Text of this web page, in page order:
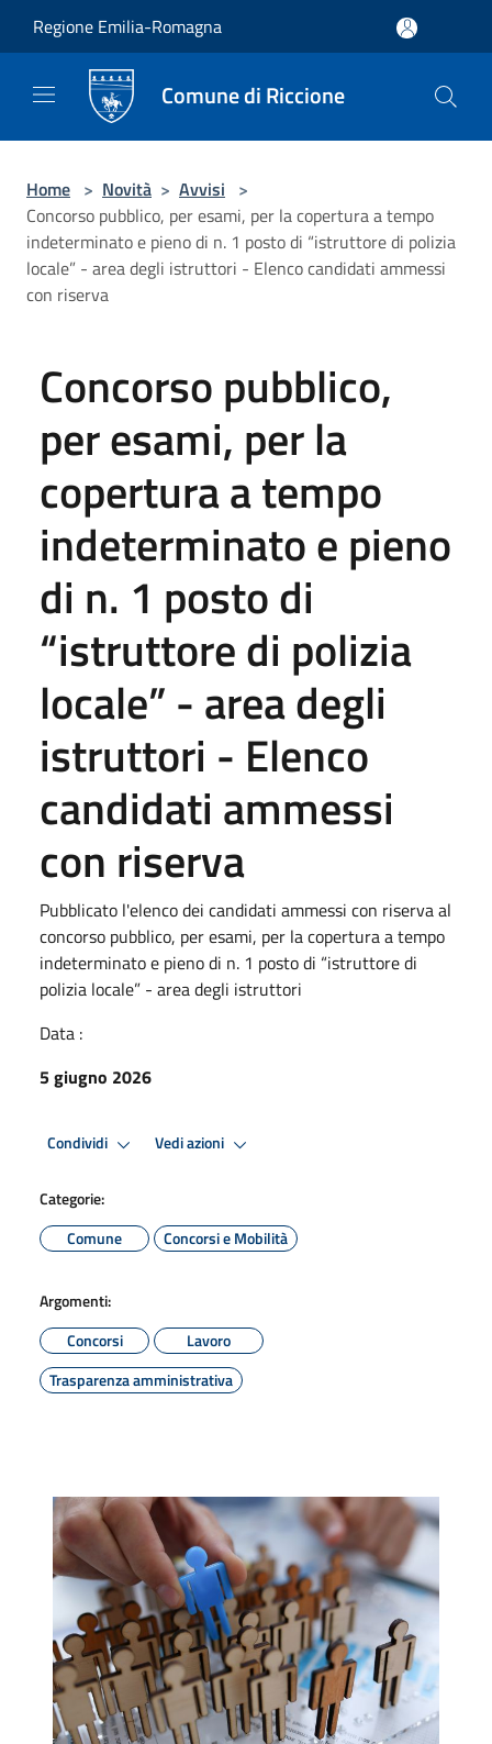
Regione Emilia-Romagna
Comune di Riccione
Home > Novità > Avvisi >
Concorso pubblico, per esami, per la copertura a tempo
indeterminato e pieno di n. 1 posto di “istruttore di polizia
locale” - area degli istruttori - Elenco candidati ammessi
con riserva
Concorso pubblico,
per esami, per la
copertura a tempo
indeterminato e pieno
di n. 1 posto di
“istruttore di polizia
locale” - area degli
istruttori - Elenco
candidati ammessi
con riserva
Pubblicato l'elenco dei candidati ammessi con riserva al
concorso pubblico, per esami, per la copertura a tempo
indeterminato e pieno di n. 1 posto di “istruttore di
polizia locale” - area degli istruttori
Data :
5 giugno 2026
Condividi Vedi azioni
Categorie:
Comune
Concorsi e Mobilità
Argomenti:
Concorsi
Lavoro
Trasparenza amministrativa